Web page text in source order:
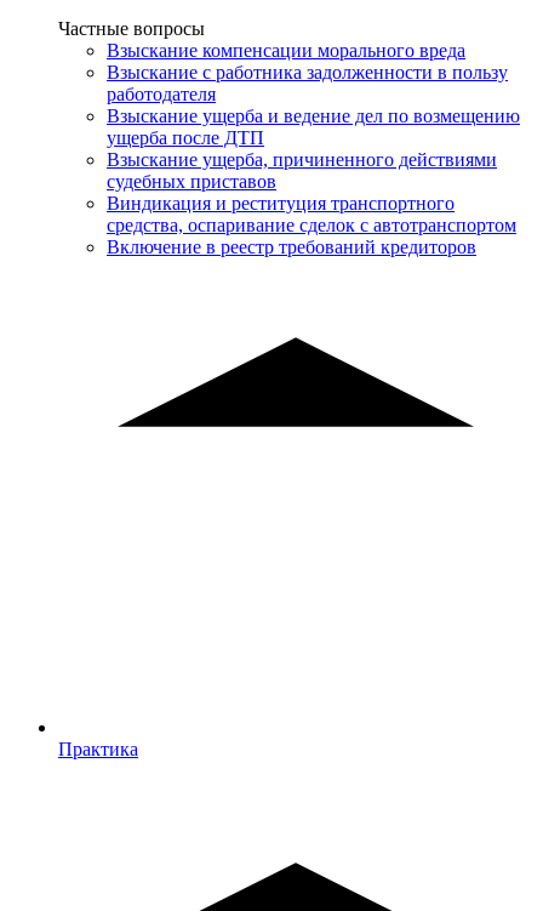
Услуги
Частные вопросы
Взыскание компенсации морального вреда
Взыскание с работника задолженности в пользу
работодателя
Взыскание ущерба и ведение дел по возмещению
ущерба после ДТП
Взыскание ущерба, причиненного действиями
судебных приставов
Виндикация и реституция транспортного
средства, оспаривание сделок с автотранспортом
Включение в реестр требований кредиторов
Практика
Практика